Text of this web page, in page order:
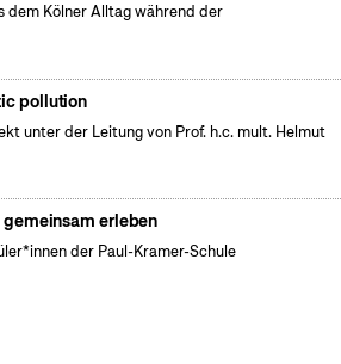
dem Kölner Alltag während der
pollution
unter der Leitung von Prof. h.c. mult. Helmut
gemeinsam erleben
der Paul-Kramer-Schule